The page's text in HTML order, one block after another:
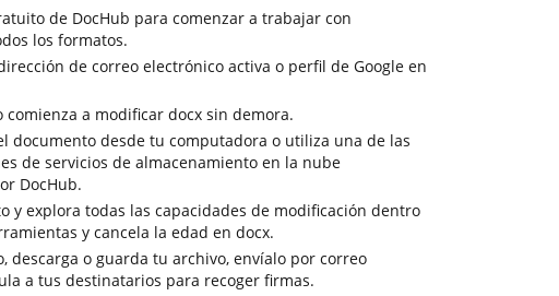
de DocHub para comenzar a trabajar con
los formatos.
de correo electrónico activa o perfil de Google en
comienza a modificar docx sin demora.
documento desde tu computadora o utiliza una de las
de servicios de almacenamiento en la nube
DocHub.
y explora todas las capacidades de modificación dentro
y cancela la edad en docx.
descarga o guarda tu archivo, envíalo por correo
a tus destinatarios para recoger firmas.